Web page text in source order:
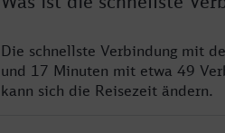
Die schnellste Verbindung mit
und 17 Minuten mit etwa 49
kann sich die Reisezeit ändern.